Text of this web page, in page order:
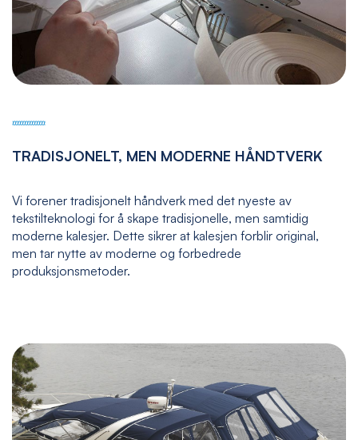
TRADISJONELT, MEN MODERNE HÅNDTVERK
Vi forener tradisjonelt håndverk med det nyeste av
tekstilteknologi for å skape tradisjonelle, men samtidig
moderne kalesjer. Dette sikrer at kalesjen forblir original,
men tar nytte av moderne og forbedrede
produksjonsmetoder.